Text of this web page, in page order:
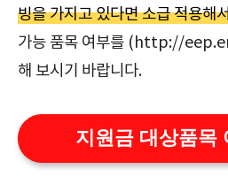
빙을 가지고 있다면 소급 적용해
가능 품목 여부를 (http://
해 보시기 바랍니다.
지원금 대상품목